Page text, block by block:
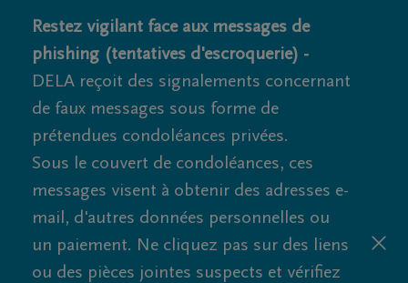
Restez vigilant face aux messages de
phishing (tentatives d'escroquerie) -
DELA reçoit des signalements concernant
de faux messages sous forme de
prétendues condoléances privées.
Sous le couvert de condoléances, ces
messages visent à obtenir des adresses e-
mail, d'autres données personnelles ou
un paiement. Ne cliquez pas sur des liens
ou des pièces jointes suspects et vérifiez